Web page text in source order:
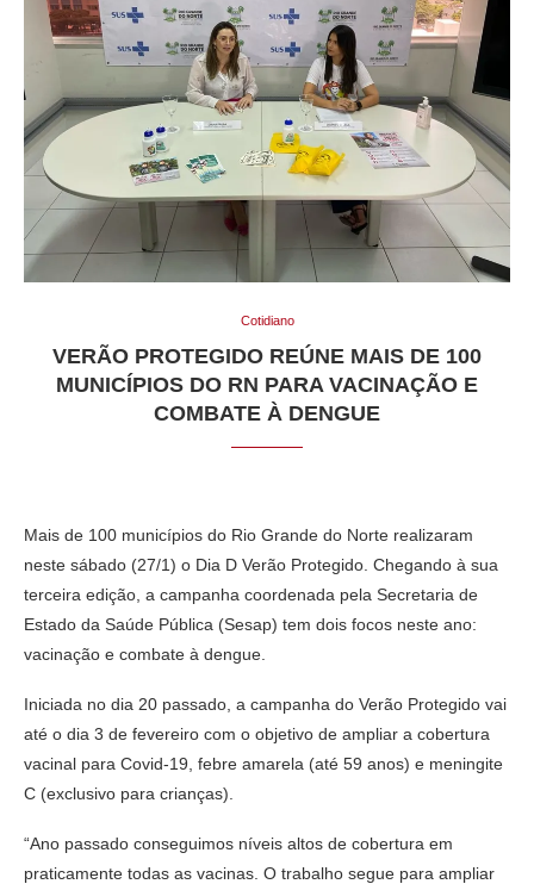
Cotidiano
VERÃO PROTEGIDO REÚNE MAIS DE 100
MUNICÍPIOS DO RN PARA VACINAÇÃO E
COMBATE À DENGUE
Mais de 100 municípios do Rio Grande do Norte realizaram
neste sábado (27/1) o Dia D Verão Protegido. Chegando à sua
terceira edição, a campanha coordenada pela Secretaria de
Estado da Saúde Pública (Sesap) tem dois focos neste ano:
vacinação e combate à dengue.
Iniciada no dia 20 passado, a campanha do Verão Protegido vai
até o dia 3 de fevereiro com o objetivo de ampliar a cobertura
vacinal para Covid-19, febre amarela (até 59 anos) e meningite
C (exclusivo para crianças).
“Ano passado conseguimos níveis altos de cobertura em
praticamente todas as vacinas. O trabalho segue para ampliar